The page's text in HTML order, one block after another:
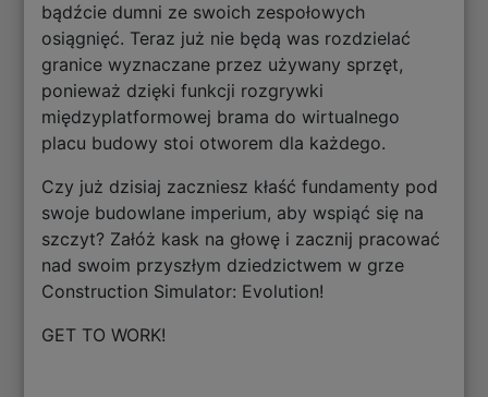
bądźcie dumni ze swoich zespołowych
osiągnięć. Teraz już nie będą was rozdzielać
granice wyznaczane przez używany sprzęt,
ponieważ dzięki funkcji rozgrywki
międzyplatformowej brama do wirtualnego
placu budowy stoi otworem dla każdego.
Czy już dzisiaj zaczniesz kłaść fundamenty pod
swoje budowlane imperium, aby wspiąć się na
szczyt? Załóż kask na głowę i zacznij pracować
nad swoim przyszłym dziedzictwem w grze
Construction Simulator: Evolution!
GET TO WORK!